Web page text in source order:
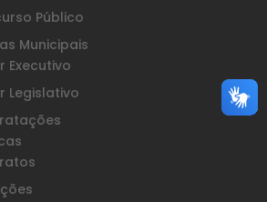
Público
Municipais
Executivo
Legislativo